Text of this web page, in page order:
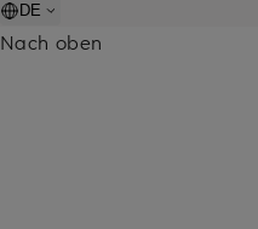
DE
Nach oben